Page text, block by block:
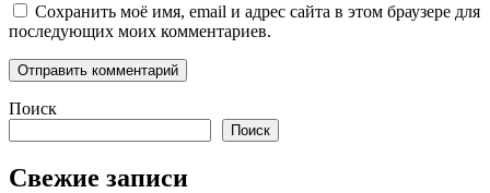
Сохранить моё имя, email и адрес сайта в этом браузере для
последующих моих комментариев.
Поиск
Поиск
Свежие записи